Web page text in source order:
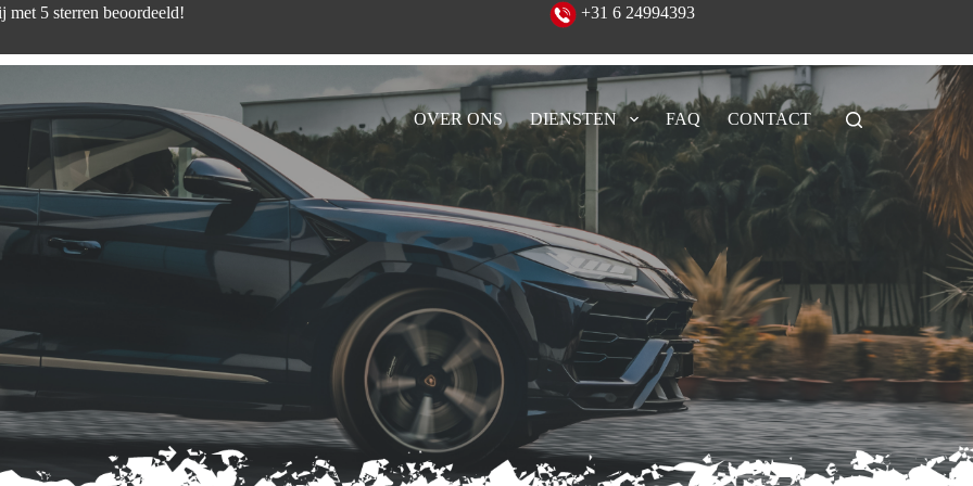
zijn wij met 5 sterren beoordeeld! +31 6 24994393
OVER ONS DIENSTEN FAQ CONTACT